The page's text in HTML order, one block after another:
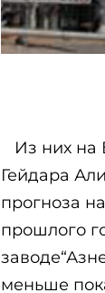
Из них на
Гейдара
прогноза
прошлого
меньше